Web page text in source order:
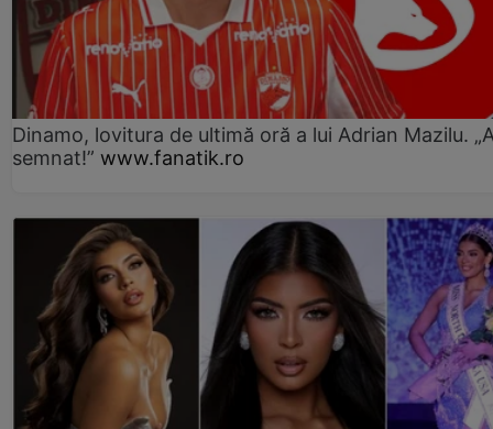
Dinamo, lovitura de ultimă oră a lui Adrian Mazilu.
semnat!” www.fanatik.ro